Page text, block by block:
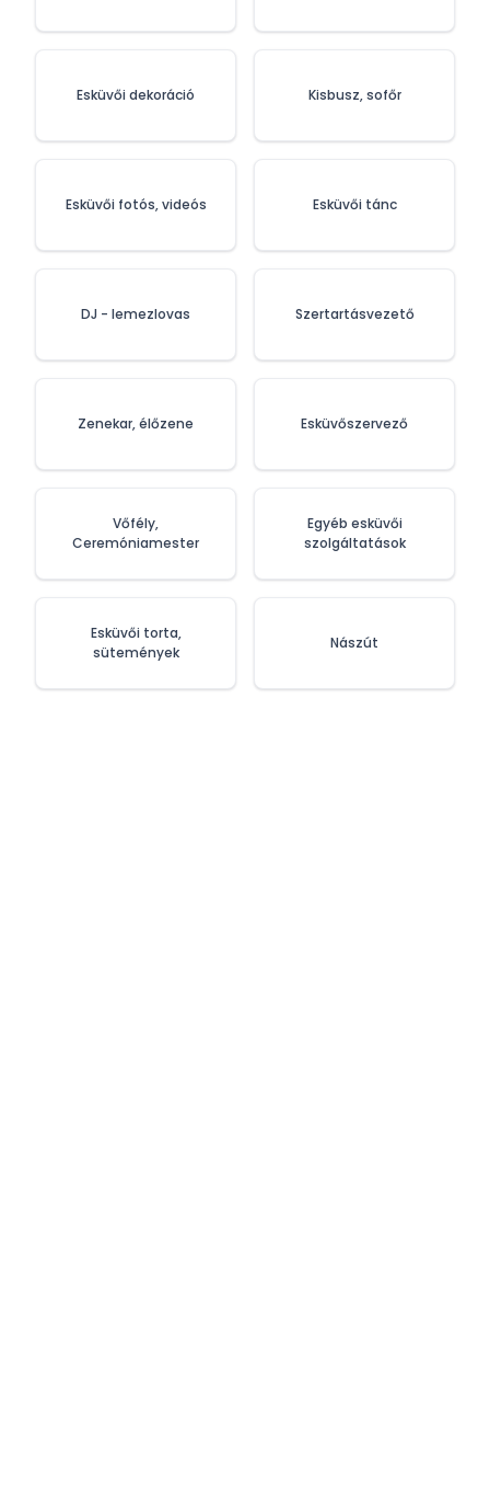
Esküvői dekoráció
Esküvői fotós, videós
DJ - lemezlovas
Zenekar, élőzene
Vőfély,
Ceremóniamester
Esküvői torta,
sütemények
Kisbusz, sofőr
Esküvői tánc
Szertartásvezető
Esküvőszervező
Egyéb esküvői
szolgáltatások
Nászút